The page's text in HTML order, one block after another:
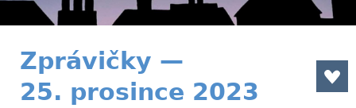
Zprávičky —
25. prosince 2023